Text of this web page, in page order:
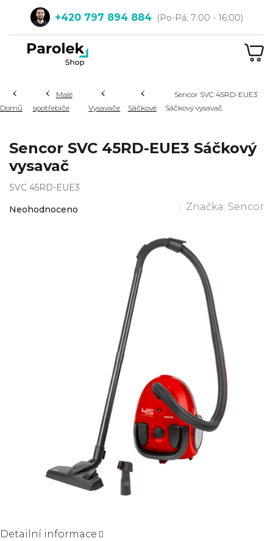
obsah
+420 797 894 884
Hledat
Domů
Malé
spotřebiče
Vysavače Sáčkové
Sencor SVC 45RD-EUE3
Sáčkový vysavač
Sencor SVC 45RD-EUE3 Sáčkový
vysavač
SVC 45RD-EUE3
hodnocení
Neohodnoceno Značka: Sencor
Detailní informace